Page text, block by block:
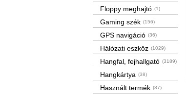
Floppy meghajtó (1)
Gaming szék (156)
GPS navigáció (36)
Hálózati eszköz (1029)
Hangfal, fejhallgató (3189)
Hangkártya (38)
Használt termék (87)